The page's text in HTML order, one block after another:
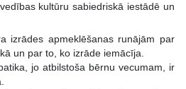
kultūru sabiedriskā iestādē un
izrādes apmeklēšanas runājām par
un par to, ko izrāde iemācīja.
jo atbilstoša bērnu vecumam, ir